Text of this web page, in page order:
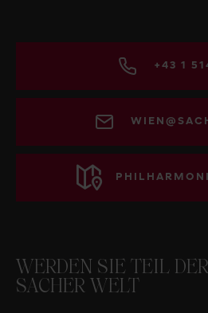
+43 1
WERDEN SIE TEIL
SACHER WELT